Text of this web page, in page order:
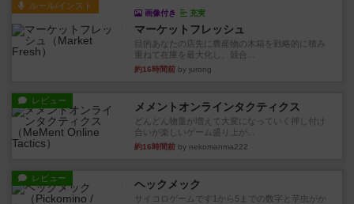
ルール/インスト
画像付き 充実
マーケットフレッシュ
目的あなたの店先に農産物の木箱を戦略的に積み
重ねて在庫を最大化し、競合...
約16時間前 by jurong
レビュー メメントオンラインタクティクス
どんどん物量が増えて大変になっていく押し付け
合いが楽しいゲーム盛り上が...
約16時間前 by nekomanma222
レビュー ヘックメック
サイコロゲームです1から5までの数字と芋虫がか